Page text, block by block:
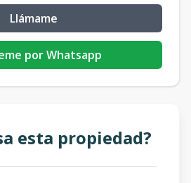
Llámame
por Whatsapp
esta propiedad?